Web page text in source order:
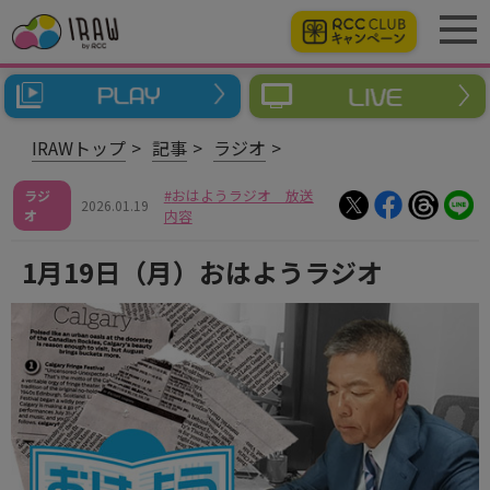
IRAWトップ 記事 ラジオ
ラジ
オ
2026.01.19
おはようラジオ 放送
内容
1月19日（月）おはようラジオ